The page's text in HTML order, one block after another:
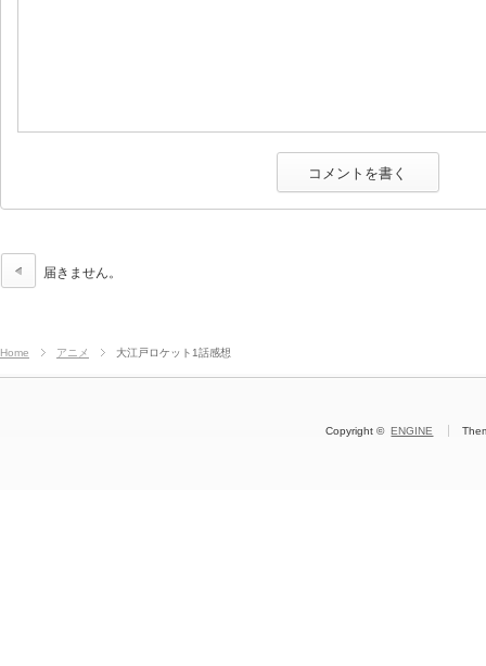
届きません。
Home アニメ 大江戸ロケット1話感想
Copyright ©ENGINE